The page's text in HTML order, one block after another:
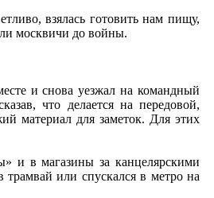
взялась готовить нам пищу,
москвичи до войны.
и снова уезжал на командный
что делается на передовой,
материал для заметок. Для этих
и в магазины за канцелярскими
или спускался в метро на